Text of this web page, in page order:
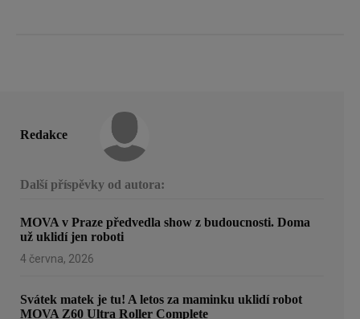
Redakce
Další příspěvky od autora:
MOVA v Praze předvedla show z budoucnosti. Doma
už uklidí jen roboti
4 června, 2026
Svátek matek je tu! A letos za maminku uklidí robot
MOVA Z60 Ultra Roller Complete